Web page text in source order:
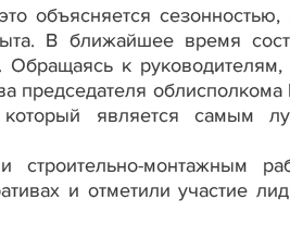
объясняется
В ближайшее время
к руководителям,
председателя
является самым
монтажным
и отметили участие